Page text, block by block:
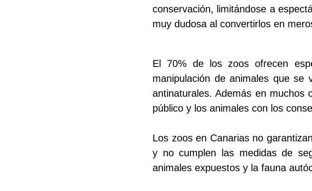
conservación, limitándose a
muy dudosa al convertirlos en
El 70% de los zoos ofrecen
manipulación de animales que se
antinaturales. Además en muchos
público y los animales con los
Los zoos en Canarias no
y no cumplen las medidas de
animales expuestos y la fauna